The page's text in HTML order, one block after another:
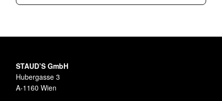
STAUD’S GmbH
Hubergasse 3
A-1160 Wien